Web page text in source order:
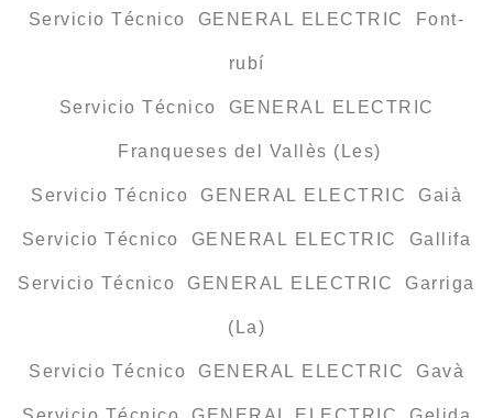
Servicio Técnico GENERAL ELECTRIC Font-
rubí
Servicio Técnico GENERAL ELECTRIC
Franqueses del Vallès (Les)
Servicio Técnico GENERAL ELECTRIC Gaià
Servicio Técnico GENERAL ELECTRIC Gallifa
Servicio Técnico GENERAL ELECTRIC Garriga
(La)
Servicio Técnico GENERAL ELECTRIC Gavà